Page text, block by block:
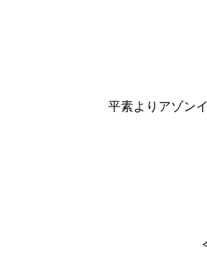
平素よりアゾン